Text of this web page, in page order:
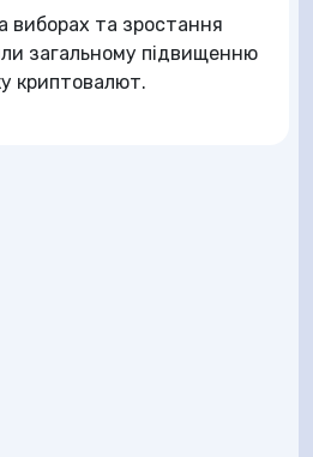
виборах та зростання
загальному підвищенню
криптовалют.